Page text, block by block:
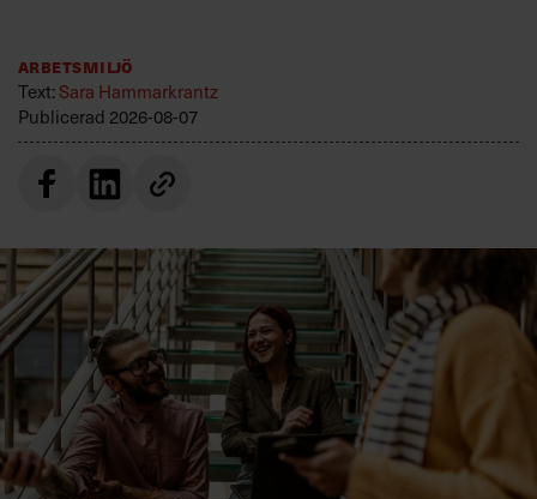
Arbetsmiljö
Text: Sara Hammarkrantz
Publicerad 2026-08-07